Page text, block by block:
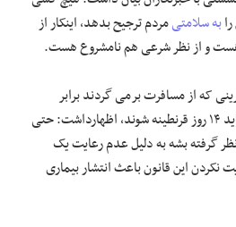
به سلامتیمردم ترجیح بدهد، اینکار از
و از نظر شرعی هم نامشروع هست.
که از مسافرت برمی گردند برابر
دستورالعمل وزارت بهداشت باید ۱۴ روز قرنطینه شوند، اظهارداشت: حتی
نظر گرفته بشه به دلیل عدم رعایت یک
نکردن این قانون باعث انتشار بیماری